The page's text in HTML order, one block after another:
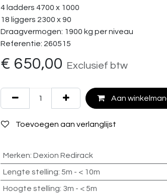
4 ladders 4700 x 1000
18 liggers 2300 x 90
Draagvermogen: 1900 kg per niveau
Referentie: 260515
€ 650,00 Exclusief btw
Aan
Toevoegen aan verlanglijst
Merken: Dexion Redirack
Lengte stelling: 5m - < 10m
Hoogte stelling: 3m - < 5m